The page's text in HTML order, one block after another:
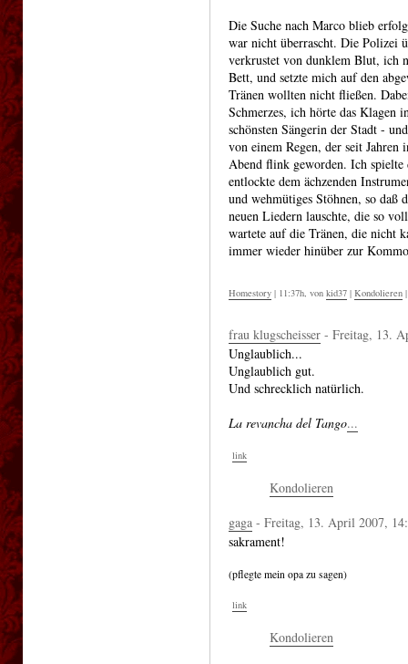
Die Suche nach Marco blieb
war nicht überrascht. Die Polizei
verkrustet von dunklem Blut, ich
Bett, und setzte mich auf den
Tränen wollten nicht fließen.
Schmerzes, ich hörte das Klagen
schönsten Sängerin der Stadt -
von einem Regen, der seit
Abend flink geworden. Ich spielte
entlockte dem ächzenden
und wehmütiges Stöhnen, so
neuen Liedern lauschte, die so
wartete auf die Tränen, die nicht
immer wieder hinüber zur
Homestory | 11:37h, von kid37 | Kondolieren
frau klugscheisser - Freitag, 13.
Unglaublich...
Unglaublich gut.
Und schrecklich natürlich.
La revancha del Tango...
link
Kondolieren
gaga - Freitag, 13. April 2007,
sakrament!
(pflegte mein opa zu sagen)
link
Kondolieren